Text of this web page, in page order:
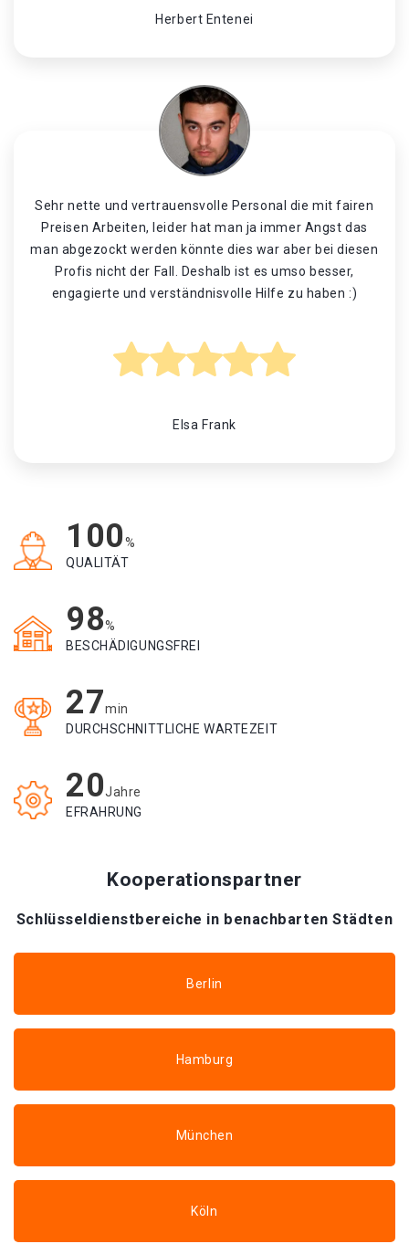
Herbert Entenei
Sehr nette und vertrauensvolle Personal die mit fairen
Preisen Arbeiten, leider hat man ja immer Angst das
man abgezockt werden könnte dies war aber bei diesen
Profis nicht der Fall. Deshalb ist es umso besser,
engagierte und verständnisvolle Hilfe zu haben :)
Elsa Frank
100%
QUALITÄT
98%
BESCHÄDIGUNGSFREI
27min
DURCHSCHNITTLICHE WARTEZEIT
20Jahre
EFRAHRUNG
Kooperationspartner
Schlüsseldienstbereiche in benachbarten Städten
Berlin
Hamburg
München
Köln